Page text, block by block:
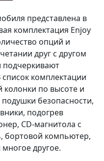
представлена в
комплектация Enjoy
опций и
друг с другом
комплектации
колонки по высоте и
безопасности,
подогрев
CD-магнитола с
, бортовой компьютер,
многое другое.